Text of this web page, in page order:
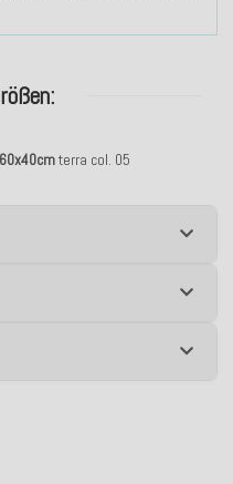
60x40cmterra col. 05